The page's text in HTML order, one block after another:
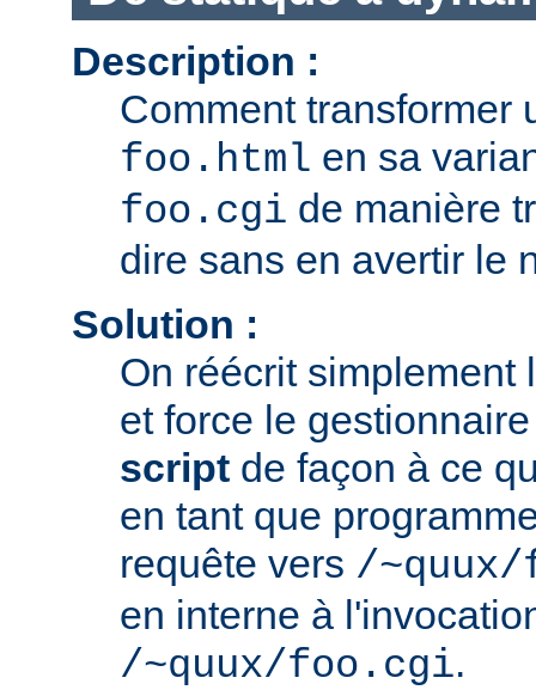
Description :
Comment transformer
foo.html en sa
foo.cgi de manière
dire sans en avertir le
Solution :
On réécrit simplement
et force le
script de façon à ce
en tant que
requête vers /
en interne à
/~quux/foo.cgi.